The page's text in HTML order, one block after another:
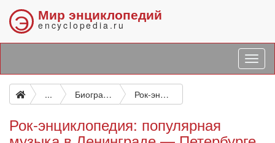
Э Мир энциклопедий
encyclopedia.ru
... Биографические и подобные исследования Рок-энциклопедия: популярная музыка в Ленинграде — Петербурге, 1965 — 2005. В 3 томах. Том 3
Рок-энциклопедия: популярная